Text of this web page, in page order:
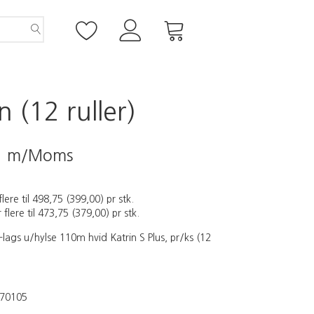
(12 ruller)
m/Moms
til 498,75 (399,00) pr stk.
flere til 473,75 (379,00) pr stk.
u/hylse 110m hvid Katrin S Plus, pr/ks (12